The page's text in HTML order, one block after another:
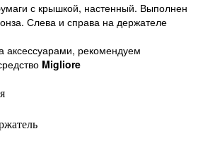
с крышкой, настенный. Выполнен
Слева и справа на держателе
аксессуарами, рекомендуем
Migliore